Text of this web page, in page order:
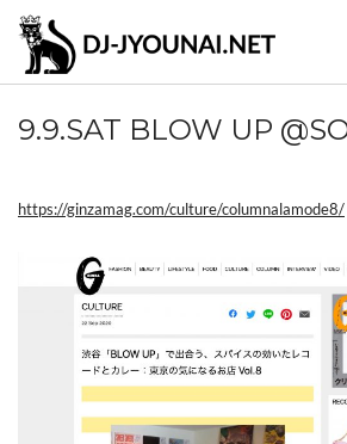
9.9.SAT BLOW UP
https://ginzamag.com/culture/columnalamode8/